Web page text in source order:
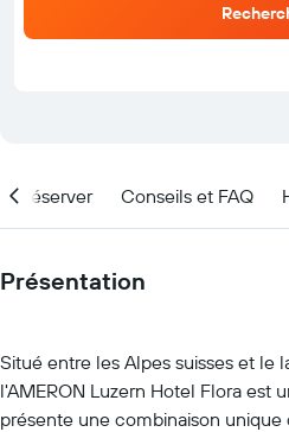
réserver Conseils et FAQ
Présentation
Situé entre les Alpes suisses et le
l'AMERON Luzern Hotel Flora est
présente une combinaison unique